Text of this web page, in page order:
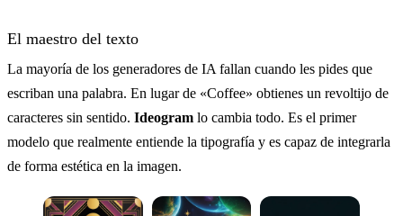
El maestro del texto
La mayoría de los generadores de IA fallan cuando les pides que
escriban una palabra. En lugar de «Coffee» obtienes un revoltijo de
caracteres sin sentido. Ideogram lo cambia todo. Es el primer
modelo que realmente entiende la tipografía y es capaz de integrarla
de forma estética en la imagen.